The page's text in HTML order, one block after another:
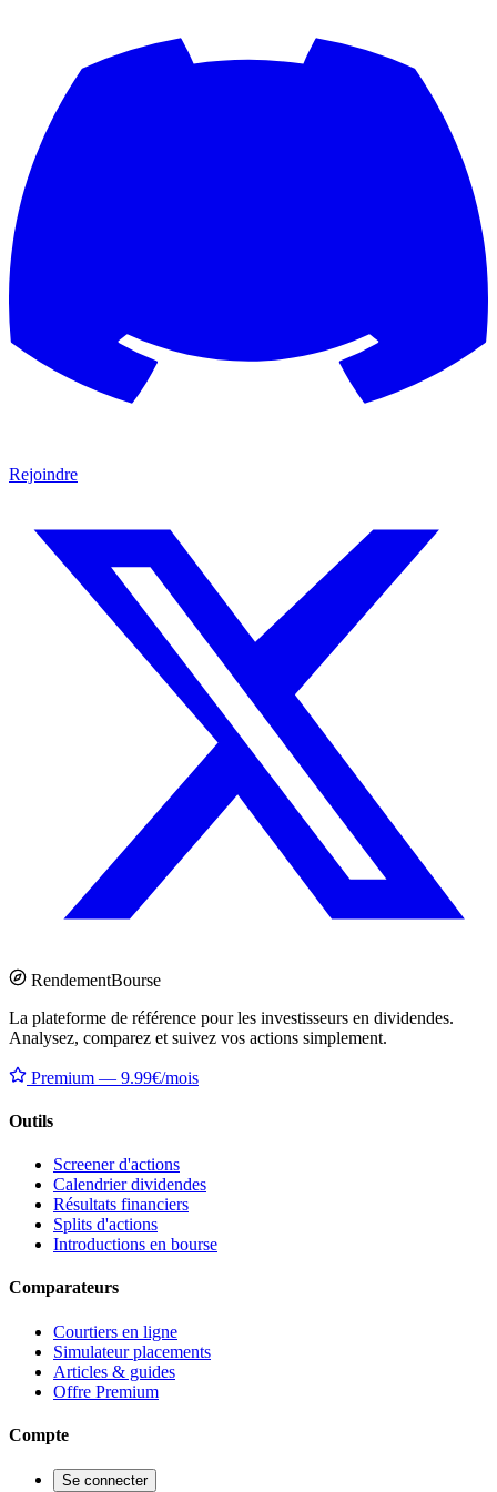
Rejoindre
RendementBourse
La plateforme de référence pour les investisseurs en dividendes.
Analysez, comparez et suivez vos actions simplement.
Premium — 9.99€/mois
Outils
Screener d'actions
Calendrier dividendes
Résultats financiers
Splits d'actions
Introductions en bourse
Comparateurs
Courtiers en ligne
Simulateur placements
Articles & guides
Offre Premium
Compte
Se connecter